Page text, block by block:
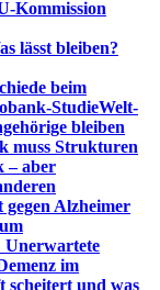
Kommission
lässt bleiben?
beim
StudieWelt-
bleiben
muss Strukturen
– aber
Alzheimer
Unerwartete
im
scheitert und was